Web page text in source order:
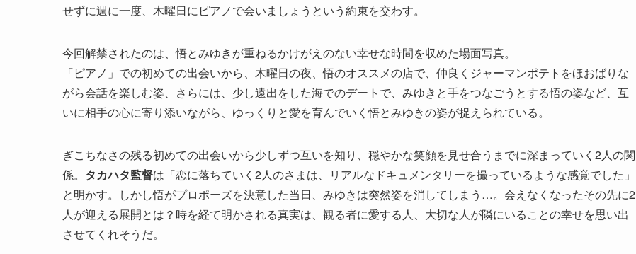
せずに週に一度、木曜日にピアノで会いましょうという約束を交わす。
今回解禁されたのは、悟とみゆきが重ねるかけがえのない幸せな時間を収めた場面写真。
「ピアノ」での初めての出会いから、木曜日の夜、悟のオススメの店で、仲良くジャーマンポテトをほおばりな
がら会話を楽しむ姿、さらには、少し遠出をした海でのデートで、みゆきと手をつなごうとする悟の姿など、互
いに相手の心に寄り添いながら、ゆっくりと愛を育んでいく悟とみゆきの姿が捉えられている。
ぎこちなさの残る初めての出会いから少しずつ互いを知り、穏やかな笑顔を見せ合うまでに深まっていく2人の関
係。 タカハタ監督は「恋に落ちていく2人のさまは、リアルなドキュメンタリーを撮っているような感覚でした」
と明かす。しかし悟がプロポーズを決意した当日、みゆきは突然姿を消してしまう…。会えなくなったその先に2
人が迎える展開とは？時を経て明かされる真実は、観る者に愛する人、大切な人が隣にいることの幸せを思い出
させてくれそうだ。